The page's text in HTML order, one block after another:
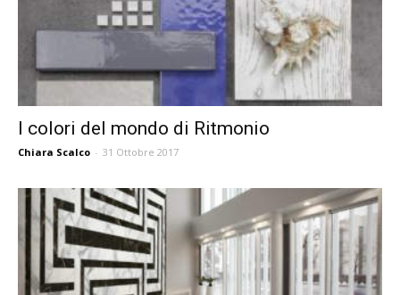
I colori del mondo di Ritmonio
Chiara Scalco - 31 Ottobre 2017